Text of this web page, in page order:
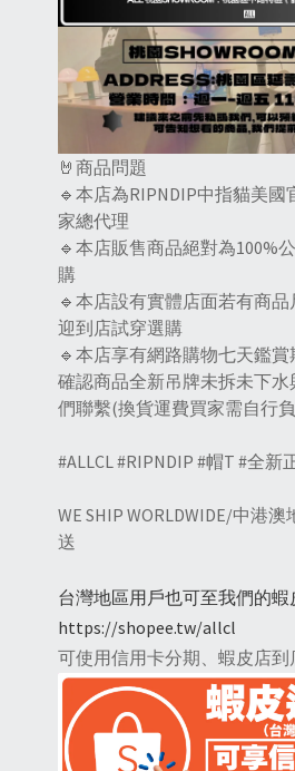
🤘商品問題
🔹本店為RIPNDIP中指貓美
家總代理
🔹本店販售商品絕對為100%
購
🔹本店設有實體店面若有商
迎到店試穿選購
🔹本店享有網路購物七天鑑
確認商品全新吊牌未拆未下
們聯繫(換貨運費買家需自行
#ALLCL #RIPNDIP #帽T #全新
WE SHIP WORLDWIDE/中港
送
台灣地區用戶也可至我們的蝦
https://shopee.tw/allcl
可使用信用卡分期、蝦皮店到